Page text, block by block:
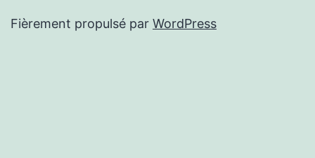
Fièrement propulsé par WordPress